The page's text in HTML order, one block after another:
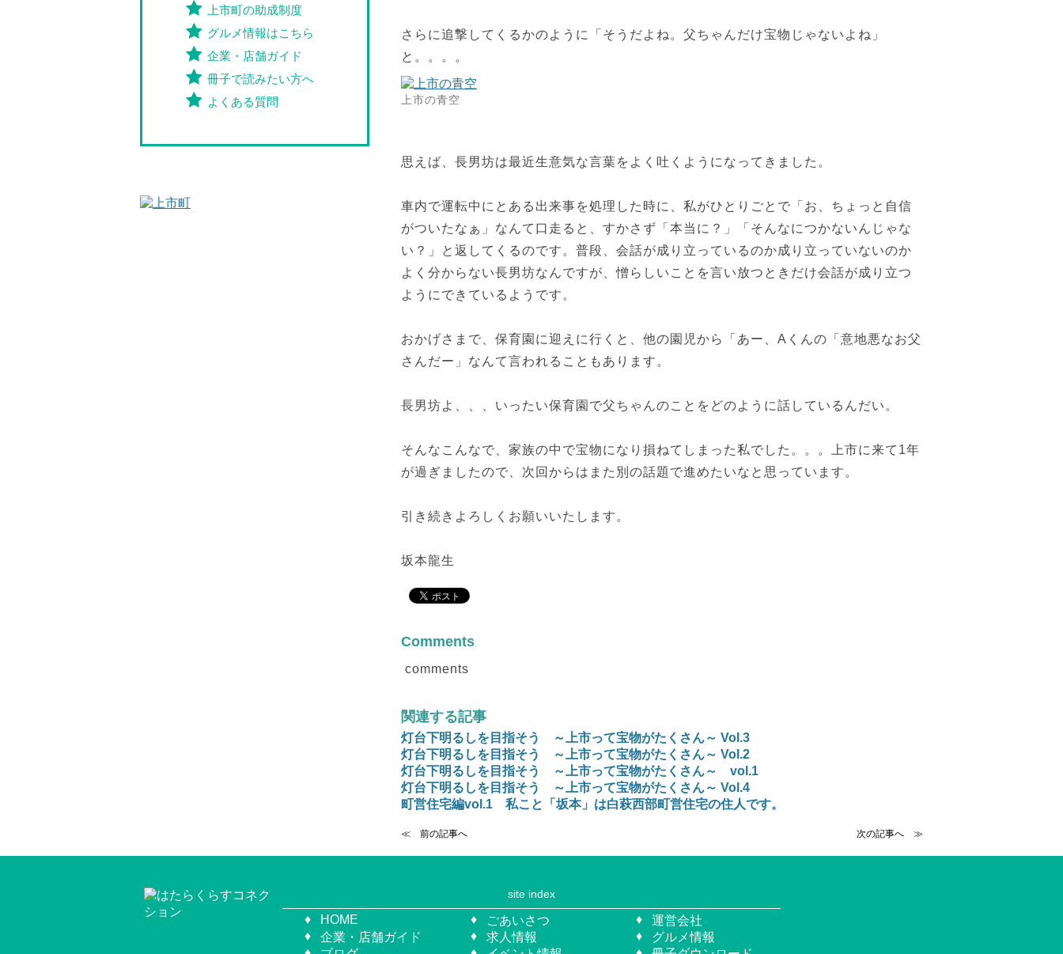
さらに追撃してくるかのように「そうだよね。父ちゃんだけ宝物じゃないよね」
と。。。。
上市の青空
思えば、長男坊は最近生意気な言葉をよく吐くようになってきました。
車内で運転中にとある出来事を処理した時に、私がひとりごとで「お、ちょっと自信
がついたなぁ」なんて口走ると、すかさず「本当に？」「そんなにつかないんじゃな
い？」と返してくるのです。普段、会話が成り立っているのか成り立っていないのか
よく分からない長男坊なんですが、憎らしいことを言い放つときだけ会話が成り立つ
ようにできているようです。
おかげさまで、保育園に迎えに行くと、他の園児から「あー、Aくんの「意地悪なお父
さんだー」なんて言われることもあります。
長男坊よ、、、いったい保育園で父ちゃんのことをどのように話しているんだい。
そんなこんなで、家族の中で宝物になり損ねてしまった私でした。。。上市に来て1年
が過ぎましたので、次回からはまた別の話題で進めたいなと思っています。
引き続きよろしくお願いいたします。
坂本龍生
Comments
comments
関連する記事
灯台下明るしを目指そう ～上市って宝物がたくさん～ Vol.3
灯台下明るしを目指そう ～上市って宝物がたくさん～ Vol.2
灯台下明るしを目指そう ～上市って宝物がたくさん～ vol.1
灯台下明るしを目指そう ～上市って宝物がたくさん～ Vol.4
町営住宅編vol.1 私こと「坂本」は白萩西部町営住宅の住人です。
≪ 前の記事へ 次の記事へ ≫
上市町の助成制度
グルメ情報はこちら
企業・店舗ガイド
冊子で読みたい方へ
よくある質問
site index
HOME ごあいさつ
運営会社
企業・店舗ガイド
求人情報
グルメ情報